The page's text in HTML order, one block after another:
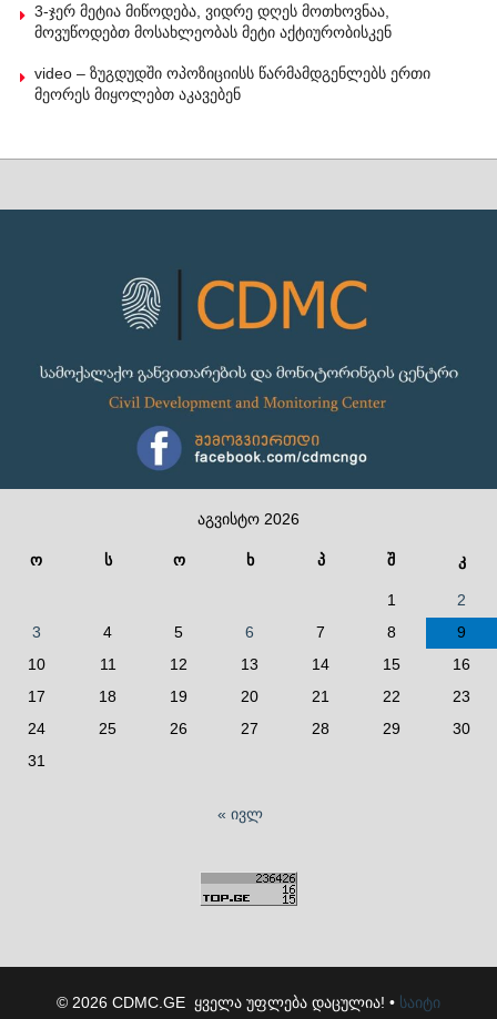
3-ჯერ მეტია მიწოდება, ვიდრე დღეს მოთხოვნაა,
მოვუწოდებთ მოსახლეობას მეტი აქტიურობისკენ
video – ზუგდუდში ოპოზიციისს წარმამდგენლებს ერთი
მეორეს მიყოლებთ აკავებენ
აგვისტო 2026
ო ს ო ხ პ შ კ
1
2
3
4 5 6 7 8
9
10
11 12 13 14 15
16
17
18 19 20 21 22
23
24
25 26 27 28 29
30
31
« ივლ
© 2026 CDMC.GE ყველა უფლება დაცულია! • საიტი